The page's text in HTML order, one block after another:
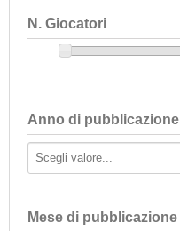
N. Giocatori
Anno di pubblicazione
Mese di pubblicazione